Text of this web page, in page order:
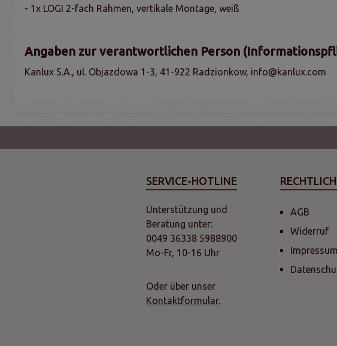
- 1x LOGI 2-fach Rahmen, vertikale Montage, weiß
Angaben zur verantwortlichen Person
Kanlux S.A., ul. Objazdowa 1-3, 41-922 Radzionkow, info@kanlux.com
SERVICE-HOTLINE
Unterstützung und
Beratung unter:
0049 36338 5988900
Mo-Fr, 10-16 Uhr
Oder über unser
Kontaktformular.
AGB
Widerruf
Impressum